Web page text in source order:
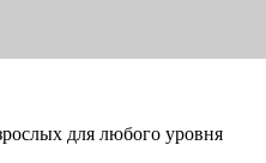
для любого уровня